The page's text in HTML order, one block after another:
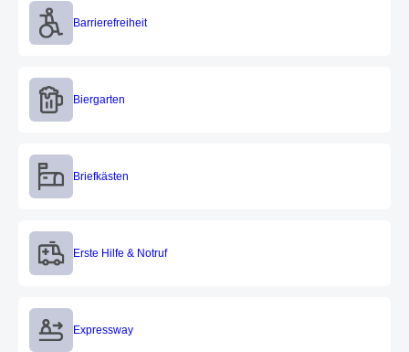
Barrierefreiheit
Barrierefreiheit
Biergarten
Biergarten
Briefkästen
Briefkästen
Erste Hilfe & Notruf
Erste Hilfe & Notruf
Expressway
Expressway